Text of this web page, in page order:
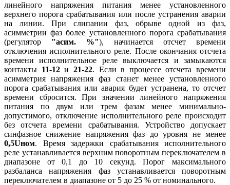
линейного напряжения питания менее установленного
верхнего порога срабатывания или после устранения аварии
на линии. При слипании фаз, обрыве одной из фаз,
асимметрии фаз более установленного порога срабатывания
(регулятор "асим. %"), начинается отсчет времени
отключения исполнительного реле. После окончания отсчета
времени исполнительное реле выключается и замыкаются
контакты 11-12и 21-22. Если в процессе отсчета времени
асимметрия напряжения фаз станет менее установленного
порога срабатывания или авария будет устранена, то отсчет
времени сбросится. При значении линейного напряжения
питания по двум или трем фазам менее минимально-
допустимого, отключение исполнительного реле происходит
без отсчета времени срабатывания. Устройство допускает
синфазное снижение напряжения фаз до уровня не менее
0,5Uном. Время задержки срабатывания исполнительного
реле устанавливается верхним поворотным переключателем в
диапазоне от 0,1 до 10 секунд. Порог максимального
разбаланса напряжения фаз устанавливается поворотным
переключателем в диапазоне от 5 до 25 % от номинального.